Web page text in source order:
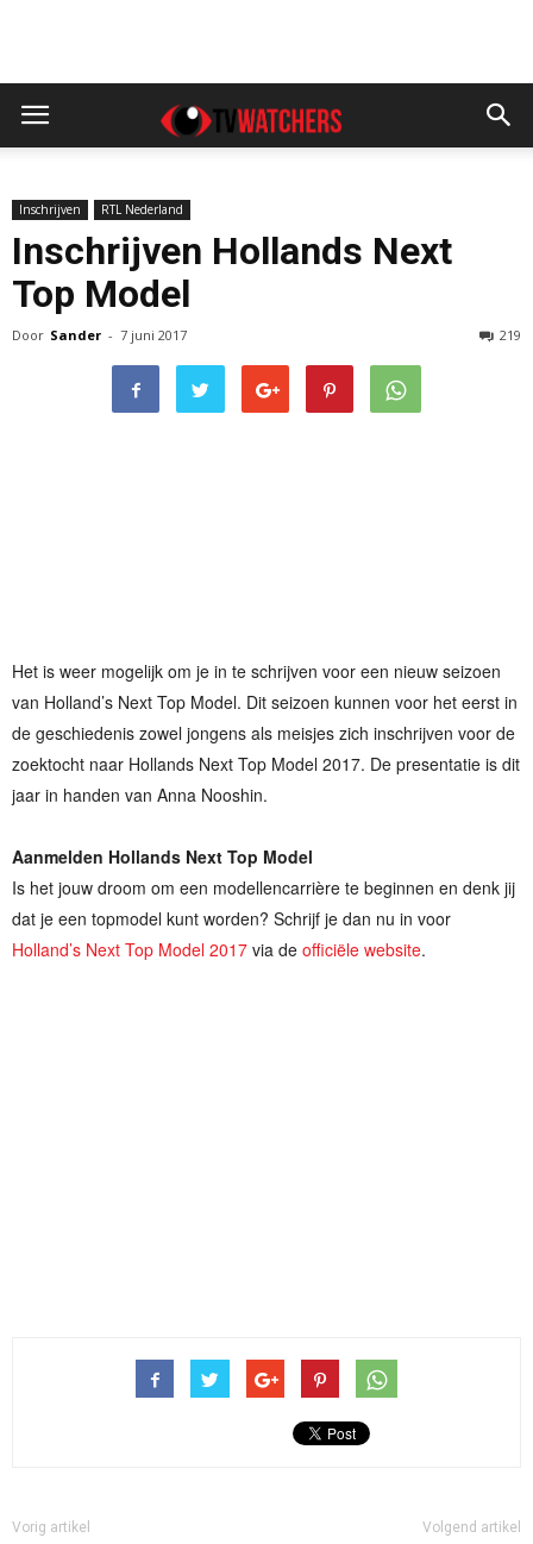
Inschrijven RTL Nederland
Inschrijven Hollands Next
Top Model
Door Sander - 7 juni 2017 219
Het is weer mogelijk om je in te schrijven voor een nieuw seizoen
van Holland’s Next Top Model. Dit seizoen kunnen voor het eerst in
de geschiedenis zowel jongens als meisjes zich inschrijven voor de
zoektocht naar Hollands Next Top Model 2017. De presentatie is dit
jaar in handen van Anna Nooshin.
Aanmelden Hollands Next Top Model
Is het jouw droom om een modellencarrière te beginnen en denk jij
dat je een topmodel kunt worden? Schrijf je dan nu in voor
Holland’s Next Top Model 2017 via de officiële website.
Vorig artikel Volgend artikel